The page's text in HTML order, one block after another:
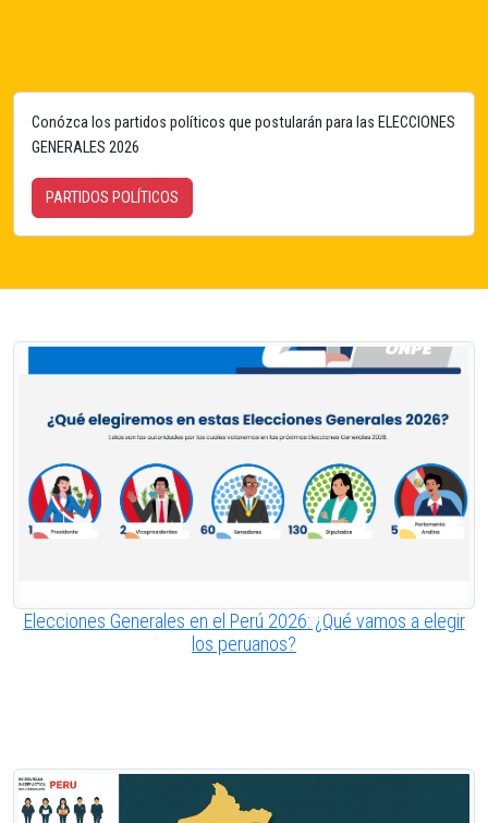
Conózca los partidos políticos que postularán para las ELECCIONES
GENERALES 2026
PARTIDOS POLÍTICOS
Elecciones Generales en el Perú 2026: ¿Qué vamos a elegir
los peruanos?